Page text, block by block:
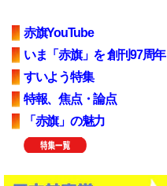
赤旗YouTube
いま「赤旗」を 創刊97周年
すいよう特集
特報、焦点・論点
「赤旗」の魅力